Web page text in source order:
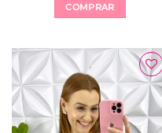
COMPRAR
tem
várias
variantes.
As
opções
Adicionar
à Lista